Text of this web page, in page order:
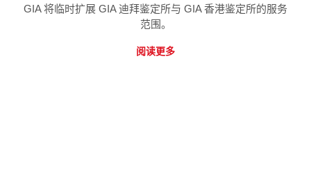
GIA 将临时扩展 GIA 迪拜鉴定所与 GIA 香港鉴定所的服务
范围。
阅读更多